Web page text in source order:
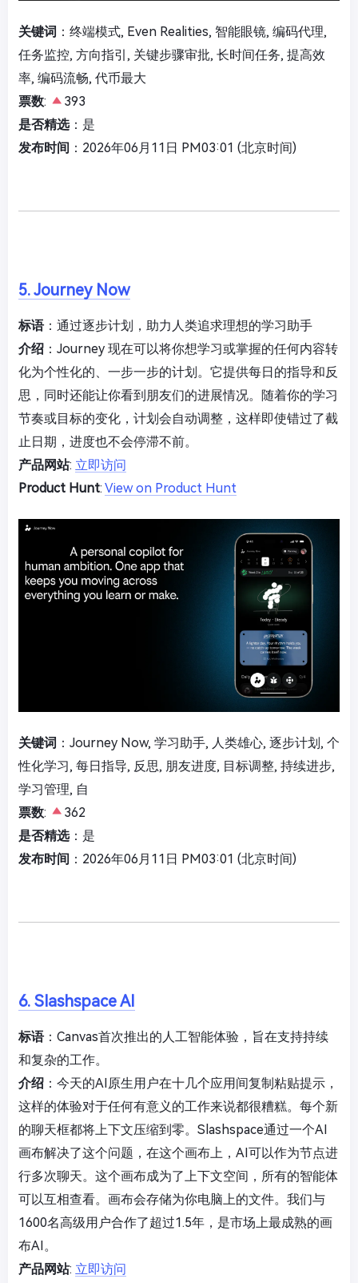
关键词 ：终端模式, Even Realities, 智能眼镜, 编码代理,
任务监控, 方向指引, 关键步骤审批, 长时间任务, 提高效
率, 编码流畅, 代币最大
票数:
393
是否精选：是
发布时间 ：2026年06月11日 PM03:01 (北京时间)
5. Journey Now
标语：通过逐步计划，助力人类追求理想的学习助手
介绍 ：Journey 现在可以将你想学习或掌握的任何内容转
化为个性化的、一步一步的计划。它提供每日的指导和反
思，同时还能让你看到朋友们的进展情况。随着你的学习
节奏或目标的变化，计划会自动调整，这样即使错过了截
止日期，进度也不会停滞不前。
产品网站: 立即访问
Product Hunt: View on Product Hunt
关键词 ：Journey Now, 学习助手, 人类雄心, 逐步计划, 个
性化学习, 每日指导, 反思, 朋友进度, 目标调整, 持续进步,
学习管理, 自
票数:
362
是否精选：是
发布时间 ：2026年06月11日 PM03:01 (北京时间)
6. Slashspace AI
标语：Canvas首次推出的人工智能体验，旨在支持持续
和复杂的工作。
介绍 ：今天的AI原生用户在十几个应用间复制粘贴提示，
这样的体验对于任何有意义的工作来说都很糟糕。每个新
的聊天框都将上下文压缩到零。Slashspace通过一个AI
画布解决了这个问题，在这个画布上，AI可以作为节点进
行多次聊天。这个画布成为了上下文空间，所有的智能体
可以互相查看。画布会存储为你电脑上的文件。我们与
1600名高级用户合作了超过1.5年，是市场上最成熟的画
布AI。
产品网站: 立即访问